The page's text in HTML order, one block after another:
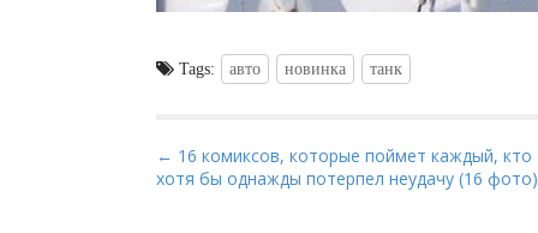
Tags: авто новинка танк
P
o
← 16 комиксов, которые поймет каждый, кто
хотя бы однажды потерпел неудачу (16 фото)